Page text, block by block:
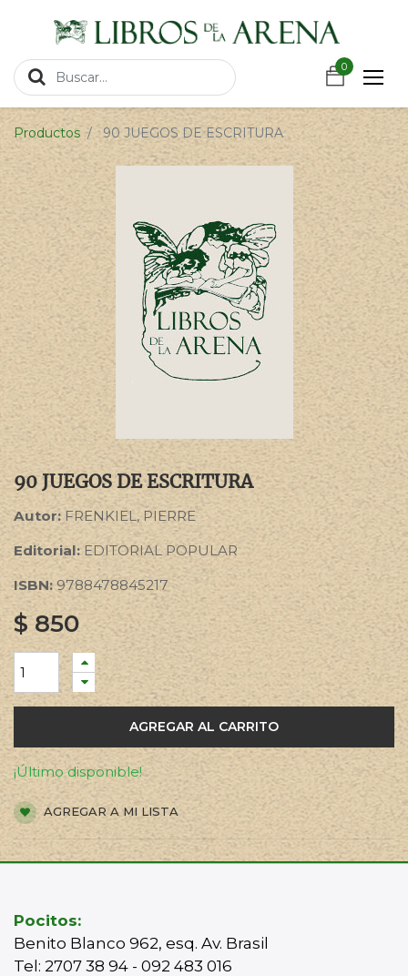
0
0
Productos 90 JUEGOS DE ESCRITURA
90 JUEGOS DE ESCRITURA
Autor: FRENKIEL, PIERRE
Editorial: EDITORIAL POPULAR
ISBN: 9788478845217
$850
AGREGAR AL CARRITO
¡Último disponible!
AGREGAR A MI LISTA
Pocitos:
Benito Blanco 962, esq. Av. Brasil
Tel: 2707 38 94 - 092 483 016